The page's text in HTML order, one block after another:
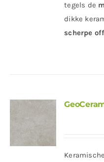
tegels de
dikke
scherpe